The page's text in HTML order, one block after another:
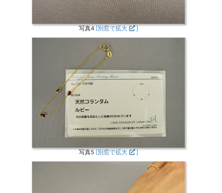
写真4 [別窓で拡大 ]
写真5 [別窓で拡大 ]